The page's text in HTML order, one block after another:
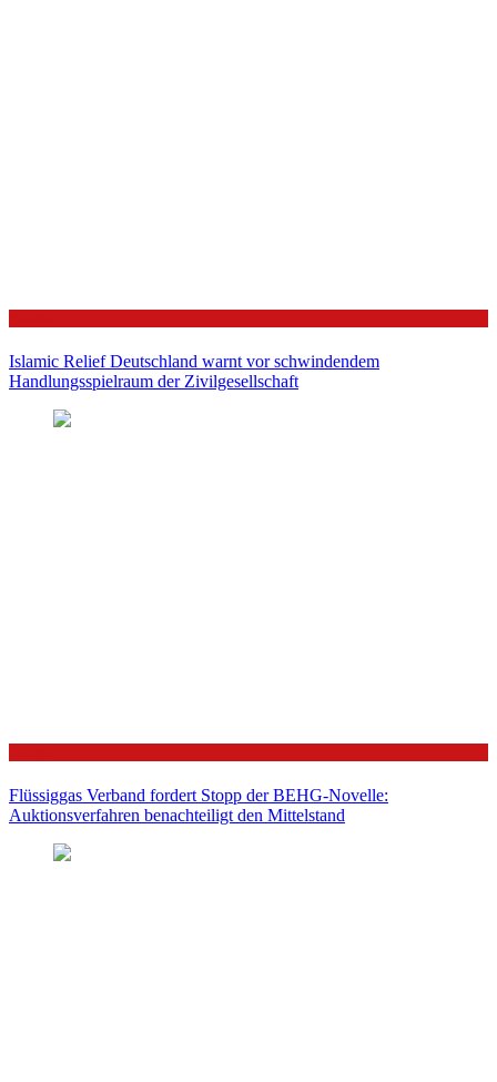
Islamic Relief Deutschland warnt vor schwindendem
Handlungsspielraum der Zivilgesellschaft
Flüssiggas Verband fordert Stopp der BEHG-Novelle:
Auktionsverfahren benachteiligt den Mittelstand